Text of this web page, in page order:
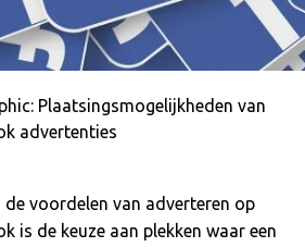
Plaatsingsmogelijkheden van
advertenties
de voordelen van adverteren op
is de keuze aan plekken waar een